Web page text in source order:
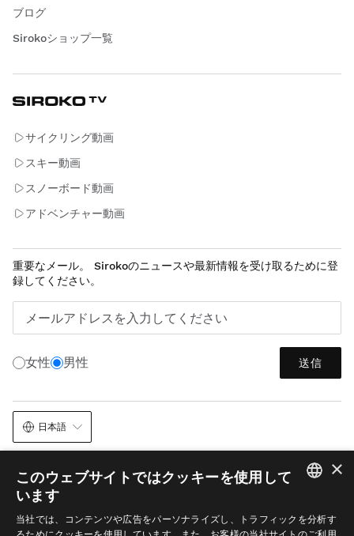
ブログ
Sirokoショップ一覧
サイクリング動画
スキー動画
スノーボード動画
アドベンチャー動画
重要なメール。 Sirokoのニュースや最新情報を受け取るために登
録してください。
メールアドレスを入力してください
女性 男性 送信
日本語
×
このウェブサイトではクッキーを使用して
います
当社では、コンテンツや広告をパーソナライズし、トラフィックを分析す